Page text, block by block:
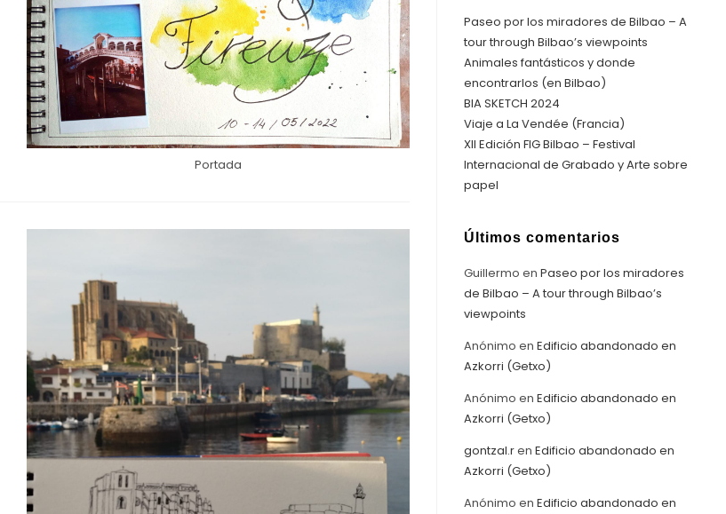
Portada
Paseo por los miradores de Bilbao – A
tour through Bilbao’s viewpoints
Animales fantásticos y donde
encontrarlos (en Bilbao)
BIA SKETCH 2024
Viaje a La Vendée (Francia)
XII Edición FIG Bilbao – Festival
Internacional de Grabado y Arte sobre
papel
Últimos comentarios
Guillermo en Paseo por los miradores
de Bilbao – A tour through Bilbao’s
viewpoints
Anónimo en Edificio abandonado en
Azkorri (Getxo)
Anónimo en Edificio abandonado en
Azkorri (Getxo)
gontzal.ren Edificio abandonado en
Azkorri (Getxo)
Anónimo en Edificio abandonado en